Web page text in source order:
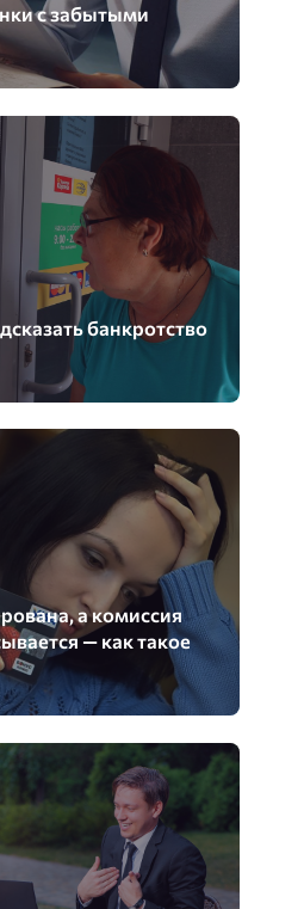
с забытыми
банкротство
а комиссия
— как такое